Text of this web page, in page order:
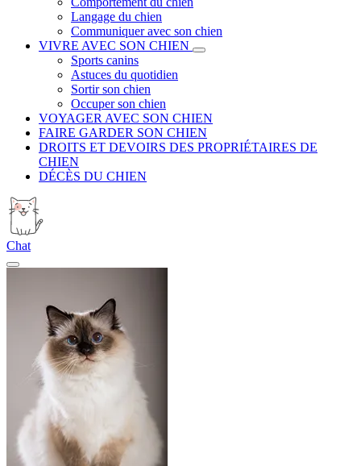
Langage du chien
Communiquer avec son chien
VIVRE AVEC SON CHIEN
Sports canins
Astuces du quotidien
Sortir son chien
Occuper son chien
VOYAGER AVEC SON CHIEN
FAIRE GARDER SON CHIEN
DROITS ET DEVOIRS DES PROPRIÉTAIRES DE
CHIEN
DÉCÈS DU CHIEN
Chat